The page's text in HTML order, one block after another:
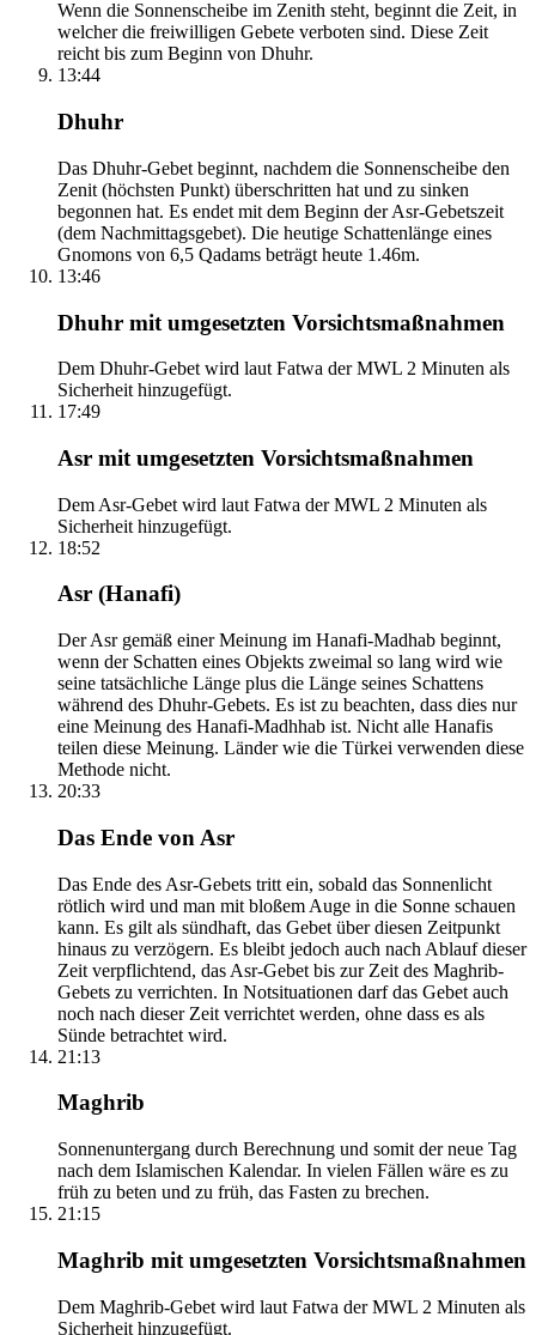
Wenn die Sonnenscheibe im Zenith steht, beginnt die Zeit, in
welcher die freiwilligen Gebete verboten sind. Diese Zeit
reicht bis zum Beginn von Dhuhr.
13:44
Dhuhr
Das Dhuhr-Gebet beginnt, nachdem die Sonnenscheibe den
Zenit (höchsten Punkt) überschritten hat und zu sinken
begonnen hat. Es endet mit dem Beginn der Asr-Gebetszeit
(dem Nachmittagsgebet). Die heutige Schattenlänge eines
Gnomons von 6,5 Qadams beträgt heute 1.46m.
13:46
Dhuhr mit umgesetzten Vorsichtsmaßnahmen
Dem Dhuhr-Gebet wird laut Fatwa der MWL 2 Minuten als
Sicherheit hinzugefügt.
17:49
Asr mit umgesetzten Vorsichtsmaßnahmen
Dem Asr-Gebet wird laut Fatwa der MWL 2 Minuten als
Sicherheit hinzugefügt.
18:52
Asr (Hanafi)
Der Asr gemäß einer Meinung im Hanafi-Madhab beginnt,
wenn der Schatten eines Objekts zweimal so lang wird wie
seine tatsächliche Länge plus die Länge seines Schattens
während des Dhuhr-Gebets. Es ist zu beachten, dass dies nur
eine Meinung des Hanafi-Madhhab ist. Nicht alle Hanafis
teilen diese Meinung. Länder wie die Türkei verwenden diese
Methode nicht.
20:33
Das Ende von Asr
Das Ende des Asr-Gebets tritt ein, sobald das Sonnenlicht
rötlich wird und man mit bloßem Auge in die Sonne schauen
kann. Es gilt als sündhaft, das Gebet über diesen Zeitpunkt
hinaus zu verzögern. Es bleibt jedoch auch nach Ablauf dieser
Zeit verpflichtend, das Asr-Gebet bis zur Zeit des Maghrib-
Gebets zu verrichten. In Notsituationen darf das Gebet auch
noch nach dieser Zeit verrichtet werden, ohne dass es als
Sünde betrachtet wird.
21:13
Maghrib
Sonnenuntergang durch Berechnung und somit der neue Tag
nach dem Islamischen Kalendar. In vielen Fällen wäre es zu
früh zu beten und zu früh, das Fasten zu brechen.
21:15
Maghrib mit umgesetzten Vorsichtsmaßnahmen
Dem Maghrib-Gebet wird laut Fatwa der MWL 2 Minuten als
Sicherheit hinzugefügt.